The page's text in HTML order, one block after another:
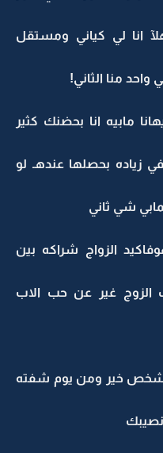
انا لي كياني ومستقل
منا الثاني!
مابيه انا بحضنك كثير
زياده بحصلها عندهـ لو
شي ثاني
الزواج شراكه بين
الزوج غير عن حب الاب
خير ومن يوم شفته